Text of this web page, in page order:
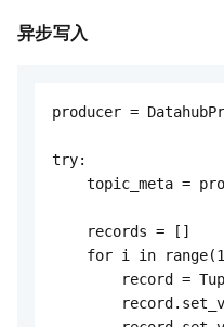
异步写入
producer =
try:
topic_meta =
    records = []
for i in
record =